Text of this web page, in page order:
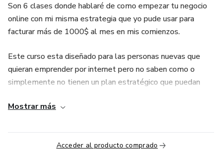
Son 6 clases donde hablaré de como empezar tu negocio
online con mi misma estrategia que yo pude usar para
facturar más de 1000$ al mes en mis comienzos.
Este curso esta diseñado para las personas nuevas que
quieran emprender por internet pero no saben como o
simplemente no tienen un plan estratégico que puedan
para las personas que tengan habilidades las cuales
captar la atención de los prospectos.
Mostrar más
Acceder al producto comprado